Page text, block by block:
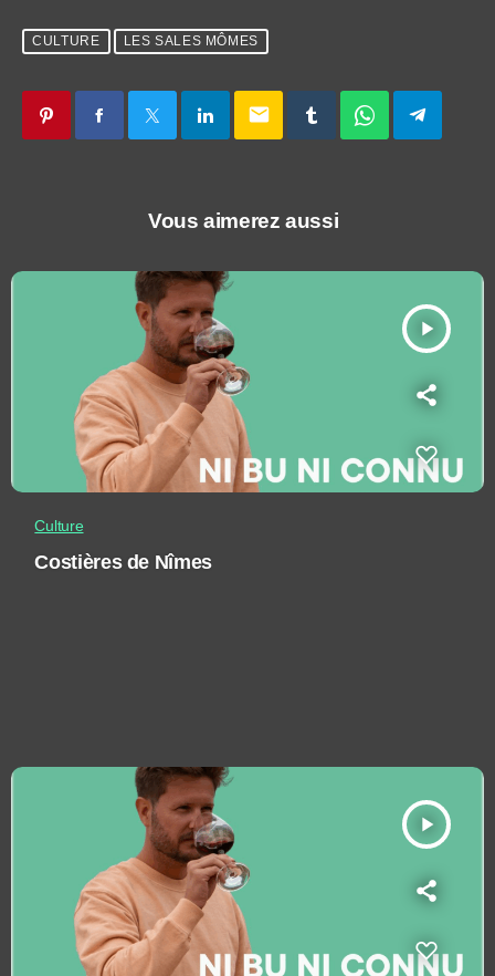
CULTURE LES SALES MÔMES
email
Vous aimerez aussi
play_arrow
Culture
Costières de Nîmes
play_arrow